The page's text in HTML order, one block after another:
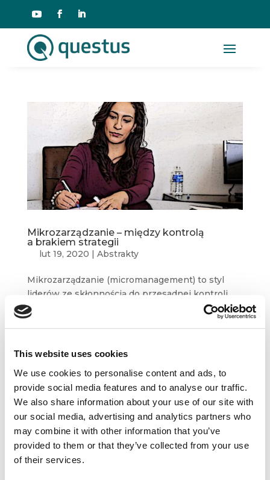
This website uses cookies
We use cookies to personalise content and ads, to
provide social media features and to analyse our traffic.
We also share information about your use of our site with
our social media, advertising and analytics partners who
may combine it with other information that you’ve
provided to them or that they’ve collected from your use
of their services.
Mikrozarządzanie – między kontrolą
a brakiem strategii
lut 19, 2020 | Abstrakty
Mikrozarządzanie (micromanagement) to styl
liderów ze skłonnością do przesadnej kontroli
czy coś więcej? Czy to negatywne,
czy pozytywne zachowanie? W jakich sytuacjach
Dane kontaktowe
